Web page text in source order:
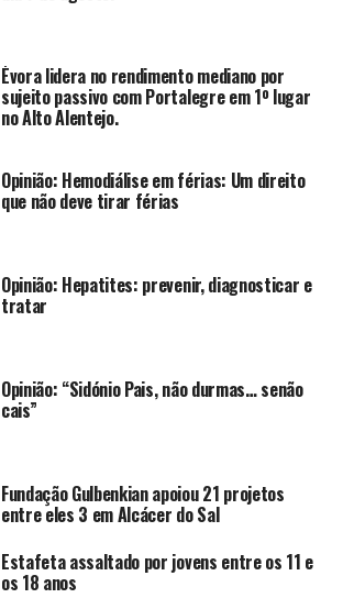
Évora lidera no rendimento mediano por
sujeito passivo com Portalegre em 1º lugar
no Alto Alentejo.
Opinião: Hemodiálise em férias: Um direito
que não deve tirar férias
Opinião: Hepatites: prevenir, diagnosticar e
tratar
Opinião: “Sidónio Pais, não durmas… senão
cais”
Fundação Gulbenkian apoiou 21 projetos
entre eles 3 em Alcácer do Sal
Estafeta assaltado por jovens entre os 11 e
os 18 anos